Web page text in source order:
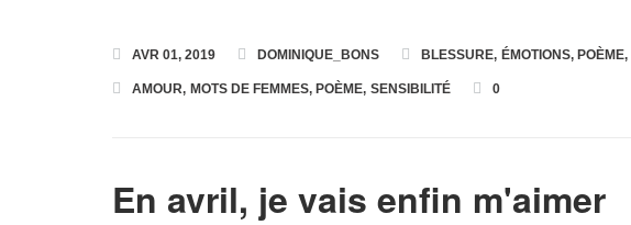
AVR 01, 2019 DOMINIQUE_BONS BLESSURE, ÉMOTIONS, POÈME,
AMOUR, MOTS DE FEMMES, POÈME, SENSIBILITÉ 0
En avril, je vais enfin m'aimer